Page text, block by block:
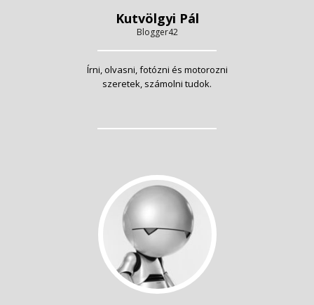
Kutvölgyi Pál
Blogger42
Írni, olvasni, fotózni és motorozni
szeretek, számolni tudok.